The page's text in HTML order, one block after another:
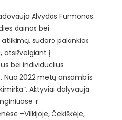
Alvydas Furmonas.
dainos bei
sudaro palankias
atsižvelgiant į
bei individualius
Nuo 2022 metų ansamblis
Aktyviai dalyvauja
ir
–Vilkijoje, Čekiškėje,